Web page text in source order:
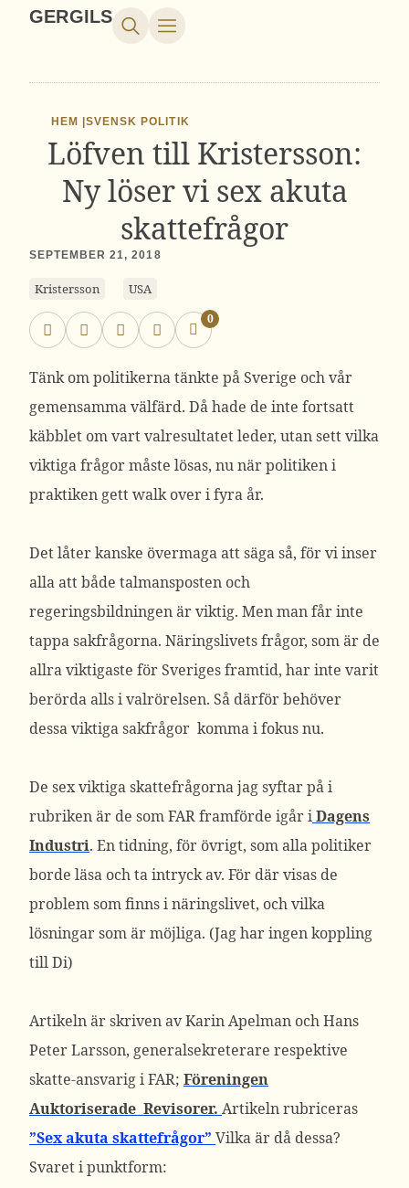
GERGILS
HEM |SVENSK POLITIK
Löfven till Kristersson:
Ny löser vi sex akuta
skattefrågor
SEPTEMBER 21, 2018
Kristersson USA
0
Tänk om politikerna tänkte på Sverige och vår
gemensamma välfärd. Då hade de inte fortsatt
käbblet om vart valresultatet leder, utan sett vilka
viktiga frågor måste lösas, nu när politiken i
praktiken gett walk over i fyra år.
Det låter kanske övermaga att säga så, för vi inser
alla att både talmansposten och
regeringsbildningen är viktig. Men man får inte
tappa sakfrågorna. Näringslivets frågor, som är de
allra viktigaste för Sveriges framtid, har inte varit
berörda alls i valrörelsen. Så därför behöver
dessa viktiga sakfrågor komma i fokus nu.
De sex viktiga skattefrågorna jag syftar på i
rubriken är de som FAR framförde igår iDagens
Industri. En tidning, för övrigt, som alla politiker
borde läsa och ta intryck av. För där visas de
problem som finns i näringslivet, och vilka
lösningar som är möjliga. (Jag har ingen koppling
till Di)
Artikeln är skriven av Karin Apelman och Hans
Peter Larsson, generalsekreterare respektive
skatte-ansvarig i FAR; Föreningen
Auktoriserade Revisorer. Artikeln rubriceras
”Sex akuta skattefrågor” Vilka är då dessa?
Svaret i punktform: